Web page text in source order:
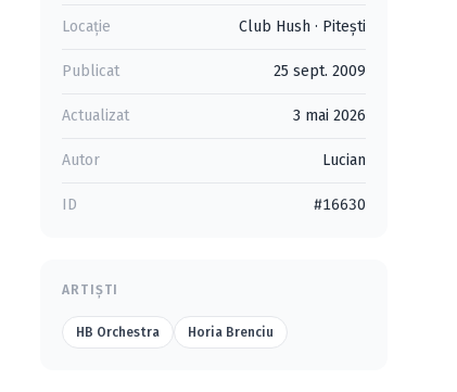
Locație Club Hush · Piteşti
Publicat 25 sept. 2009
Actualizat 3 mai 2026
Autor Lucian
ID #16630
ARTIȘTI
HB Orchestra Horia Brenciu